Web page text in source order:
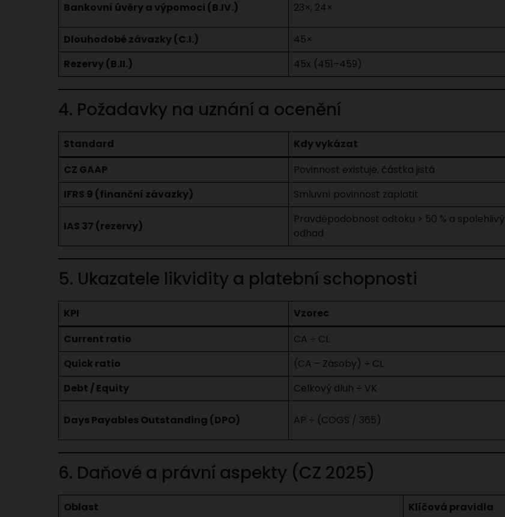
Bankovní úvěry a výpomoci (B.IV.) 23×, 24×
Dlouhodobé závazky (C.I.)
45×
Rezervy (B.II.)
45x (451–459)
4. Požadavky na uznání a ocenění
Standard Kdy vykázat
CZ GAAP
Povinnost existuje, částka jistá
IFRS 9 (finanční závazky)
Smluvní povinnost zaplatit
IAS 37 (rezervy)
Pravděpodobnost odtoku > 50 % a spolehlivý
odhad
5. Ukazatele likvidity a platební schopnosti
KPI Vzorec
Current ratio
CA ÷ CL
Quick ratio
(CA – Zásoby) ÷ CL
Debt / Equity
Celkový dluh ÷ VK
Days Payables Outstanding (DPO) AP ÷ (COGS / 365)
6. Daňové a právní aspekty (CZ 2025)
Oblast Klíčová pravidla